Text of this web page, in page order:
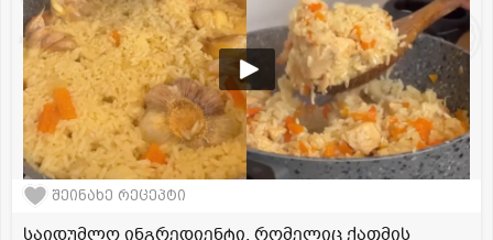
შეინახე რეცეპტი
საიდუმლო ინგრედიენტი, რომელიც ქათმის